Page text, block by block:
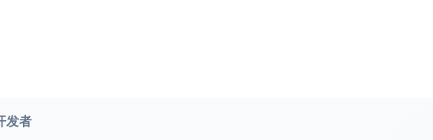
（周报/汇报相关）、系列课第一集。
（新晋主管）+“现场改写”提升真实感与可信度+“模板”提供直接收益，激发收藏与转发。
发者